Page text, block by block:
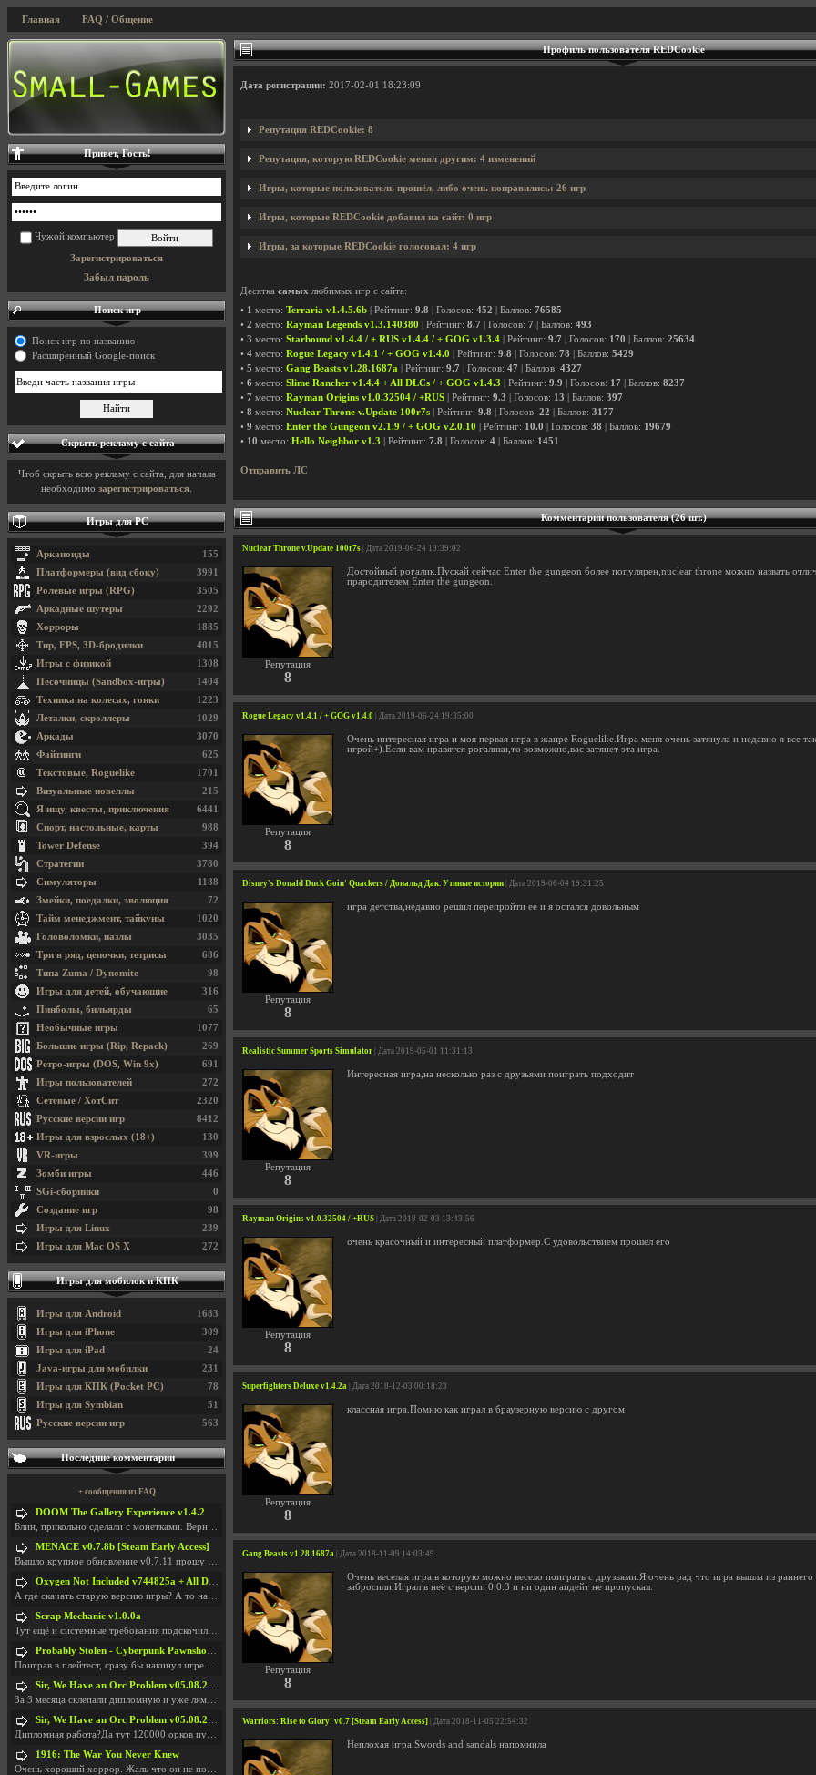
Главная FAQ / Общение
Профиль пользователя REDCookie
Дата регистрации: 2017-02-01 18:23:09
Репутация REDCookie: 8
Репутация, которую REDCookie менял другим: 4 изменений
Игры, которые пользователь прошёл, либо очень понравились: 26 игр
Игры, которые REDCookie добавил на сайт: 0 игр
Игры, за которые REDCookie голосовал: 4 игр
Десятка самых любимых игр с сайта:
• 1 место: Terraria v1.4.5.6b | Рейтинг: 9.8 | Голосов: 452 | Баллов: 76585
• 2 место: Rayman Legends v1.3.140380 | Рейтинг: 8.7 | Голосов: 7 | Баллов: 493
• 3 место: Starbound v1.4.4 / + RUS v1.4.4 / + GOG v1.3.4 | Рейтинг: 9.7 | Голосов: 170 | Баллов: 25634
• 4 место: Rogue Legacy v1.4.1 / + GOG v1.4.0 | Рейтинг: 9.8 | Голосов: 78 | Баллов: 5429
• 5 место: Gang Beasts v1.28.1687a | Рейтинг: 9.7 | Голосов: 47 | Баллов: 4327
• 6 место: Slime Rancher v1.4.4 + All DLCs / + GOG v1.4.3 | Рейтинг: 9.9 | Голосов: 17 | Баллов: 8237
• 7 место: Rayman Origins v1.0.32504 / +RUS | Рейтинг: 9.3 | Голосов: 13 | Баллов: 397
• 8 место: Nuclear Throne v.Update 100r7s | Рейтинг: 9.8 | Голосов: 22 | Баллов: 3177
• 9 место: Enter the Gungeon v2.1.9 / + GOG v2.0.10 | Рейтинг: 10.0 | Голосов: 38 | Баллов: 19679
• 10 место: Hello Neighbor v1.3 | Рейтинг: 7.8 | Голосов: 4 | Баллов: 1451
Отправить ЛС
Комментарии пользователя (26 шт.)
Nuclear Throne v.Update 100r7s | Дата 2019-06-24 19:39:02
Репутация
8
Достойный рогалик.Пускай сейчас Enter the gungeon более популярен,nuclear throne можно назвать
прародителем Enter the gungeon.
Rogue Legacy v1.4.1 / + GOG v1.4.0 | Дата 2019-06-24 19:35:00
Репутация
8
Очень интересная игра и моя первая игра в жанре Roguelike.Игра меня очень затянула и недавно я все
игрой+).Если вам нравятся рогалики,то возможно,вас затянет эта игра.
Disney's Donald Duck Goin' Quackers / Дональд Дак. Утиные истории | Дата 2019-06-04 19:31:25
Репутация
8
игра детства,недавно решил перепройти ее и я остался довольным
Realistic Summer Sports Simulator | Дата 2019-05-01 11:31:13
Репутация
8
Интересная игра,на несколько раз с друзьями поиграть подходит
Rayman Origins v1.0.32504 / +RUS | Дата 2019-02-03 13:43:56
Репутация
8
очень красочный и интересный платформер.С удовольствием прошёл его
Superfighters Deluxe v1.4.2a | Дата 2018-12-03 00:18:23
Репутация
8
классная игра.Помню как играл в браузерную версию с другом
Gang Beasts v1.28.1687a | Дата 2018-11-09 14:03:49
Репутация
8
Очень веселая игра,в которую можно весело поиграть с друзьями.Я очень рад что игра вышла из
забросили.Играл в неё с версии 0.0.3 и ни один апдейт не пропускал.
Warriors: Rise to Glory! v0.7 [Steam Early Access] | Дата 2018-11-05 22:54:32
Неплохая игра.Swords and sandals напомнила
Привет, Гость!
Чужой компьютер
Зарегистрироваться
Забыл пароль
Поиск игр
Поиск игр по названию
Расширенный Google-поиск
Скрыть рекламу с сайта
Чтоб скрыть всю рекламу с сайта, для начала
необходимо зарегистрироваться
Игры для PC
155
Арканоиды
3991
Платформеры (вид сбоку)
3505
Ролевые игры (RPG)
2292
Аркадные шутеры
1885
Хорроры
4015
Тир, FPS, 3D-бродилки
1308
Игры с физикой
1404
Песочницы (Sandbox-игры)
1223
Техника на колесах, гонки
1029
Леталки, скроллеры
3070
Аркады
625
Файтинги
1701
Текстовые, Roguelike
215
Визуальные новеллы
6441
Я ищу, квесты, приключения
988
Спорт, настольные, карты
394
Tower Defense
3780
Стратегии
1188
Симуляторы
72
Змейки, поедалки, эволюция
1020
Тайм менеджмент, тайкуны
3035
Головоломки, пазлы
686
Три в ряд, цепочки, тетрисы
98
Типа Zuma / Dynomite
316
Игры для детей, обучающие
65
Пинболы, бильярды
1077
Необычные игры
269
Большие игры (Rip, Repack)
691
Ретро-игры (DOS, Win 9x)
272
Игры пользователей
2320
Сетевые / ХотСит
8412
Русские версии игр
130
Игры для взрослых (18+)
399
VR-игры
446
Зомби игры
0
SGi-сборники
98
Создание игр
239
Игры для Linux
272
Игры для Mac OS X
Игры для мобилок и КПК
1683
Игры для Android
309
Игры для iPhone
24
Игры для iPad
231
Java-игры для мобилки
78
Игры для КПК (Pocket PC)
51
Игры для Symbian
563
Русские версии игр
Последние комментарии
+ сообщения из FAQ
DOOM The Gallery Experience v1.4.2
Блин, прикольно сделали с монетками. Вернулся в св
MENACE v0.7.8b [Steam Early Access]
Вышло крупное обновление v0.7.11 прошу обновить
Oxygen Not Included v744825a + All DLC
А где скачать старую версию игры? А то на новой но
Scrap Mechanic v1.0.0a
Тут ещё и системные требования подскочили. Если не
Probably Stolen - Cyberpunk Pawnshop Simulator v048c [Playtest]
Поиграв в плейтест, сразу бы накинул игре наивысши
Sir, We Have an Orc Problem v05.08.2026
За 3 месяца склепали дипломную и уже лям двести ба
Sir, We Have an Orc Problem v05.08.2026
Дипломная работа?Да тут 120000 орков путь выбирают
1916: The War You Never Knew
Очень хороший хоррор. Жаль что он не получил должн